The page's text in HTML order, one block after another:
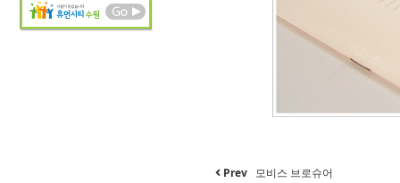
Prev 모비스 브로슈어